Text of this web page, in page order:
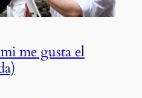
me gusta el